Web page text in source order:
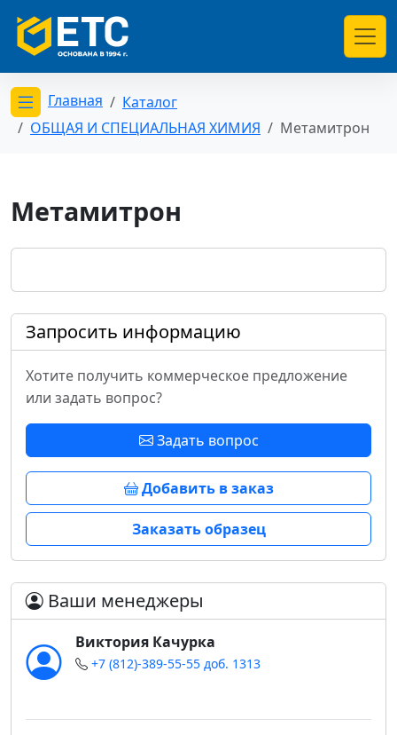
Открыть меню категорий
Главная
Каталог
ОБЩАЯ И СПЕЦИАЛЬНАЯ ХИМИЯ
Метамитрон
Метамитрон
Запросить информацию
Хотите получить коммерческое предложение
или задать вопрос?
Задать вопрос
Добавить в заказ
Заказать образец
Ваши менеджеры
Виктория Качурка
+7 (812)-389-55-55 доб. 1313